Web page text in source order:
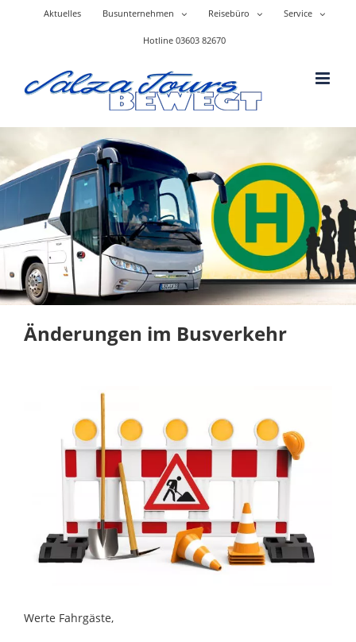
Aktuelles Busunternehmen Reisebüro Service
Hotline 03603 82670
Änderungen im Busverkehr
Werte Fahrgäste,